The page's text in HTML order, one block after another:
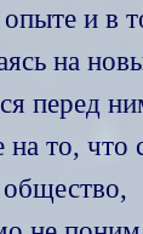
и в
на
перед
на то, что
общество,